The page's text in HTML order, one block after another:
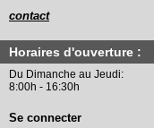
contact
Horaires d'ouverture :
Du Dimanche au Jeudi:
8:00h - 16:30h
Se connecter